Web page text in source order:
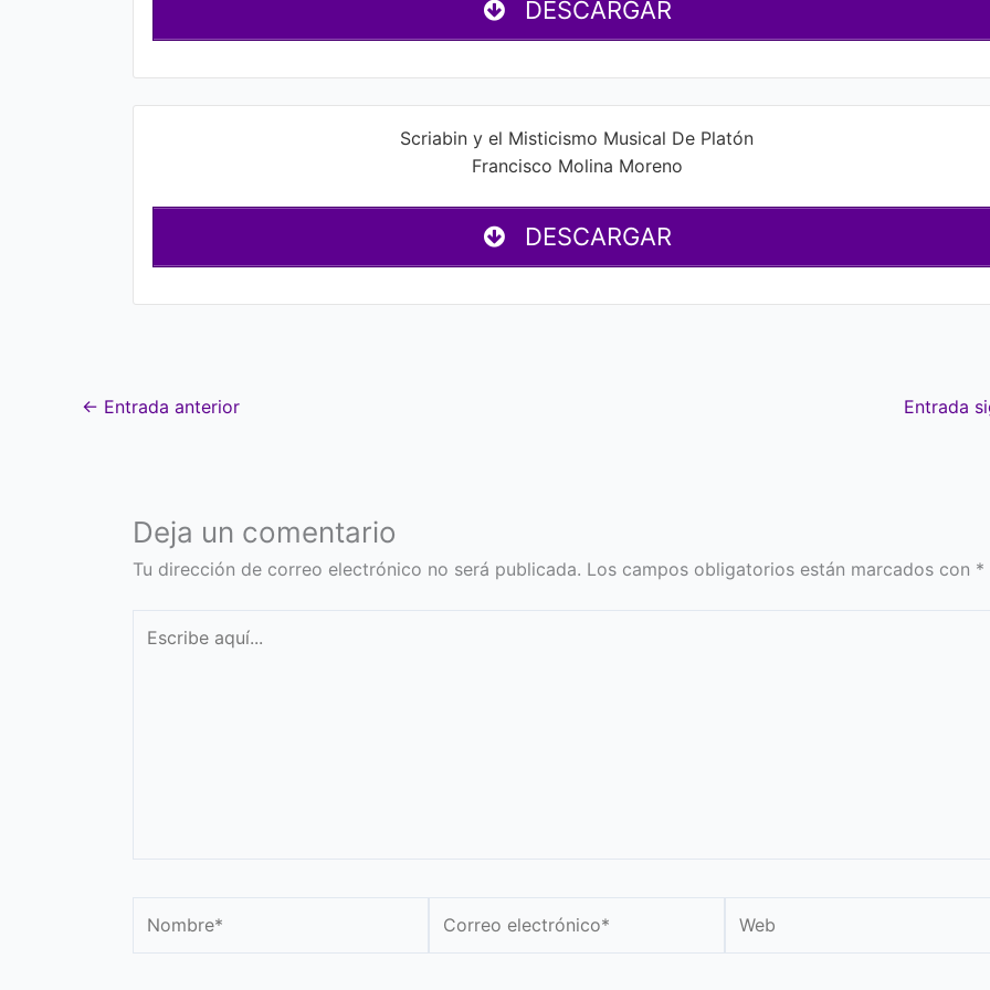
DESCARGAR
Scriabin y el Misticismo Musical De Platón
Francisco Molina Moreno
DESCARGAR
← Entrada anterior Entrada
Deja un comentario
Tu dirección de correo electrónico no será publicada. Los campos obligatorios están marcados con *
aquí...
electrónico*